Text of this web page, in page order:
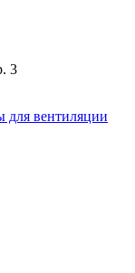
3
для вентиляции